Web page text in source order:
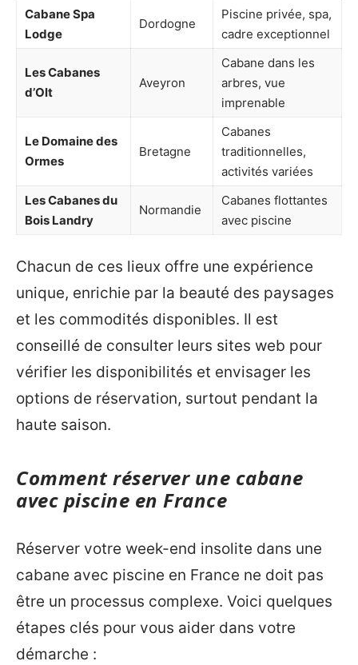
Cabane Spa
Lodge
Dordogne
Piscine privée, spa,
cadre exceptionnel
Les Cabanes
d’Olt
Aveyron
Cabane dans les
arbres, vue
imprenable
Le Domaine des
Ormes
Bretagne
Cabanes
traditionnelles,
activités variées
Les Cabanes du
Bois Landry
Normandie
Cabanes flottantes
avec piscine
Chacun de ces lieux offre une expérience
unique, enrichie par la beauté des paysages
et les commodités disponibles. Il est
conseillé de consulter leurs sites web pour
vérifier les disponibilités et envisager les
options de réservation, surtout pendant la
haute saison.
Comment réserver une cabane
avec piscine en France
Réserver votre week-end insolite dans une
cabane avec piscine en France ne doit pas
être un processus complexe. Voici quelques
étapes clés pour vous aider dans votre
démarche :